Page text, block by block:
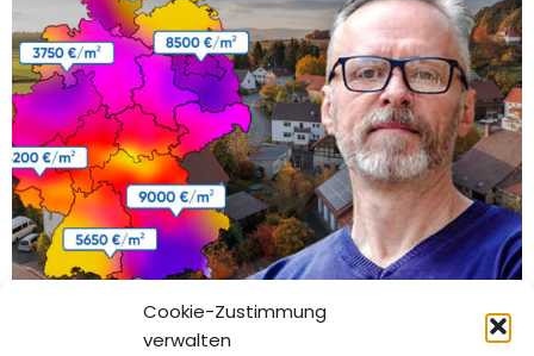
Cookie-Zustimmung
verwalten
Ist es realistisch, eine Immobilie in 3